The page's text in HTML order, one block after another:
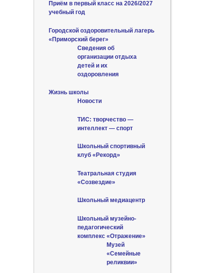
Приём в первый класс на 2026/2027
учебный год
Городской оздоровительный лагерь
«Приморский берег»
Сведения об
организации отдыха
детей и их
оздоровления
Жизнь школы
Новости
ТИС: творчество —
интеллект — спорт
Школьный спортивный
клуб «Рекорд»
Театральная студия
«Созвездие»
Школьный медиацентр
Школьный музейно-
педагогический
комплекс «Отражение»
Музей
«Семейные
реликвии»